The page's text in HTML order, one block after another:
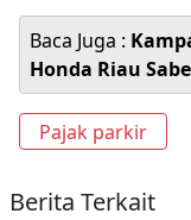
Baca Juga :
Honda Riau
Pajak parkir
Berita Terkait